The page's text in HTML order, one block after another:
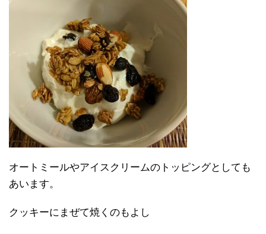
オートミールやアイスクリームのトッピングとしても
あいます。
クッキーにまぜて焼くのもよし